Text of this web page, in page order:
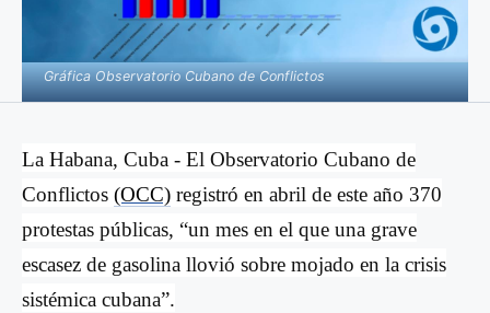
Gráfica Observatorio Cubano de Conflictos
La Habana, Cuba - El Observatorio Cubano de
Conflictos (OCC) registró en abril de este año 370
protestas públicas, “un mes en el que una grave
escasez de gasolina llovió sobre mojado en la crisis
sistémica cubana”.